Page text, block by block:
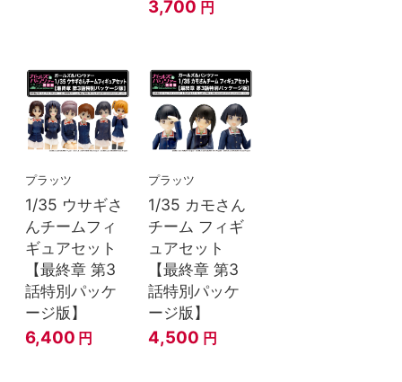
3,700 円
プラッツ
1/35 ウサギさ
んチームフィ
ギュアセット
【最終章 第3
話特別パッケ
ージ版】
6,400 円
プラッツ
1/35 カモさん
チーム フィギ
ュアセット
【最終章 第3
話特別パッケ
ージ版】
4,500 円